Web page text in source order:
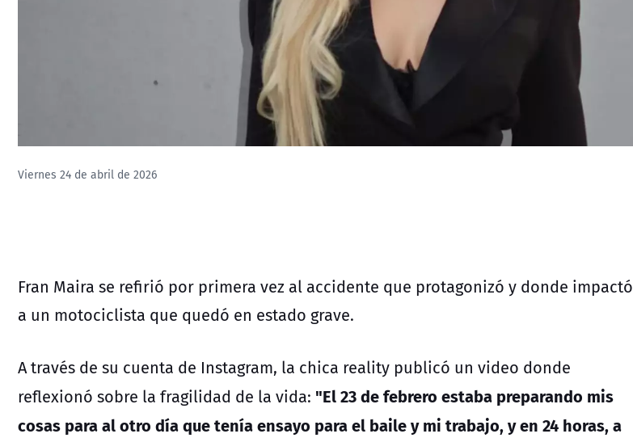
Viernes 24 de abril de 2026
Fran Maira se refirió por primera vez al accidente que protagonizó y donde impactó
a un motociclista que quedó en estado grave.
A través de su cuenta de Instagram, la chica reality publicó un video donde
reflexionó sobre la fragilidad de la vida: "El 23 de febrero estaba preparando mis
cosas para al otro día que tenía ensayo para el baile y mi trabajo, y en 24 horas, a